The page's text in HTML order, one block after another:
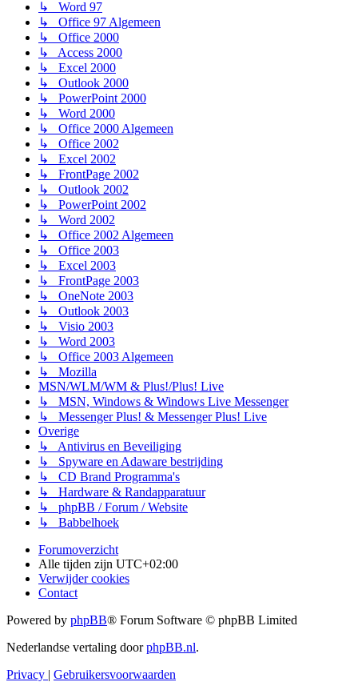
↳ Word 97
↳ Office 97 Algemeen
↳ Office 2000
↳ Access 2000
↳ Excel 2000
↳ Outlook 2000
↳ PowerPoint 2000
↳ Word 2000
↳ Office 2000 Algemeen
↳ Office 2002
↳ Excel 2002
↳ FrontPage 2002
↳ Outlook 2002
↳ PowerPoint 2002
↳ Word 2002
↳ Office 2002 Algemeen
↳ Office 2003
↳ Excel 2003
↳ FrontPage 2003
↳ OneNote 2003
↳ Outlook 2003
↳ Visio 2003
↳ Word 2003
↳ Office 2003 Algemeen
↳ Mozilla
MSN/WLM/WM & Plus!/Plus! Live
↳ MSN, Windows & Windows Live Messenger
↳ Messenger Plus! & Messenger Plus! Live
Overige
↳ Antivirus en Beveiliging
↳ Spyware en Adaware bestrijding
↳ CD Brand Programma's
↳ Hardware & Randapparatuur
↳ phpBB / Forum / Website
↳ Babbelhoek
Forumoverzicht
Alle tijden zijn UTC+02:00
Verwijder cookies
Contact
Powered by phpBB® Forum Software © phpBB Limited
Nederlandse vertaling doorphpBB.nl.
Privacy | Gebruikersvoorwaarden